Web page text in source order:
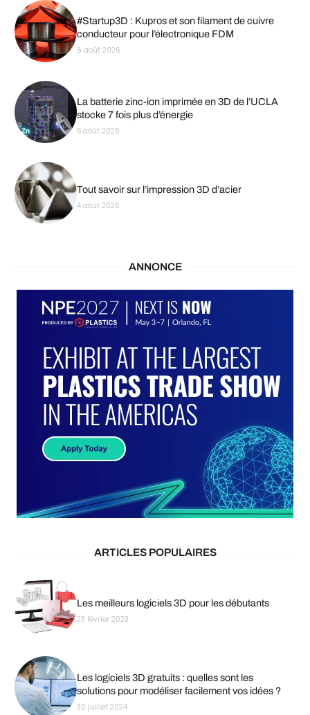
#Startup3D : Kupros et son filament de cuivre
conducteur pour l’électronique FDM
6 août 2026
La batterie zinc-ion imprimée en 3D de l’UCLA
stocke 7 fois plus d’énergie
5 août 2026
Tout savoir sur l’impression 3D d’acier
4 août 2026
ANNONCE
ARTICLES POPULAIRES
Les meilleurs logiciels 3D pour les débutants
23 février 2023
Les logiciels 3D gratuits : quelles sont les
solutions pour modéliser facilement vos idées ?
30 juillet 2024